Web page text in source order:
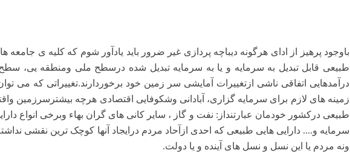
باوجود پرهیز از ادای هرگونه دیباچه پردازی غیر ضرور باید یادآور شوم که کلیه ی جامعه
طبیعی قابل تبدیل به سرمایه و یا به سرمایه تبدیل شده درسطح ملی ومنطقه یی،
درآمدهایی اتفاقی ناشی ازتغییرات آمایشی سر زمین خود برخوردارند.تغییراتی که می توان
زمینه های لازم برای سرمایه گزاری، آبادانی وشکوفایی اقتصادی هرچه بیشترسرزمین
طبیعی درکشور خودمان عبارتنداز: نفت و گاز ، سایر کانی های گران بهاء وبرخی انواع
سرمایه و.... دارایی هایی طبیعی که احدی ازآحاد مردم درایجاد آنها کوچک ترین نقشی
ونه مردم یا این نسل و نسل های آینده و یا دولت.